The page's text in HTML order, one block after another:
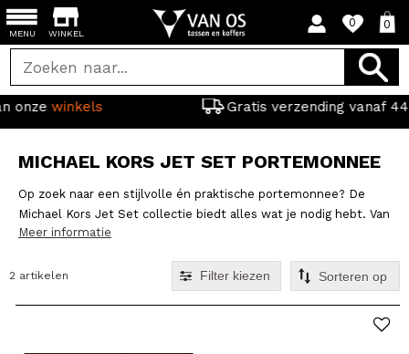
WINKEL
0 0
Gratis verzending vanaf 44,95
MENU
MICHAEL KORS JET SET PORTEMONNEE
Op zoek naar een stijlvolle én praktische portemonnee? De
Michael Kors Jet Set collectie biedt alles wat je nodig hebt. Van
luxe designs tot slimme indelingen voor je pasjes, kleingeld en
mode en functionaliteit. Gemaakt van hoogwaardig leer, zijn ze
de perfecte accessoire voor elke dag. Ontdek nu jouw ideale
Michael Kors portemonnee en voeg een vleugje luxe toe aan je
Meer informatie
2 artikelen Filter kiezen